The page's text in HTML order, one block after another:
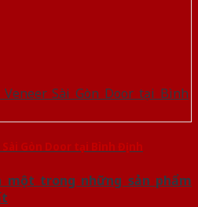
Sài Gòn Door tại Bình Định
một trong những sản phẩm